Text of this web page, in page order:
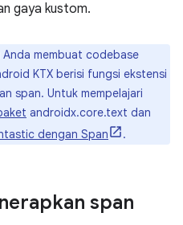
gaya kustom.
membuat codebase
KTX berisi fungsi ekstensi
span. Untuk mempelajari
androidx.core.text dan
dengan Span
.
span